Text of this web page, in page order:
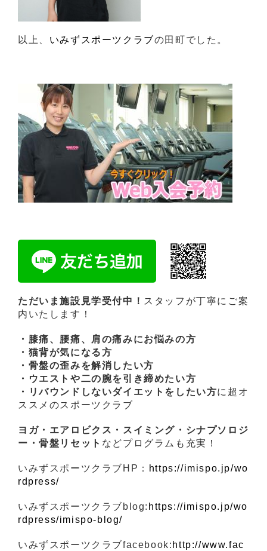
以上、 いみずスポーツクラブの田町でした。
ただいま施設見学受付中！ スタッフが丁寧にご案
内いたします！
・膝痛、腰痛、肩の痛みにお悩みの方
・猫背が気になる方
・骨盤の歪みを解消したい方
・ウエストや二の腕を引き締めたい方
・リバウンドしないダイエットをしたい方に超オ
ススメのスポーツクラブ
ヨガ・エアロビクス・スイミング・シナプソロジ
ー・骨盤リセット などプログラムも充実！
いみずスポーツクラブHP：
https://imispo.jp/wo
rdpress/
いみずスポーツクラブblog: https://imispo.jp/wo
rdpress/imispo-blog/
いみずスポーツクラブfacebook: http://www.fac